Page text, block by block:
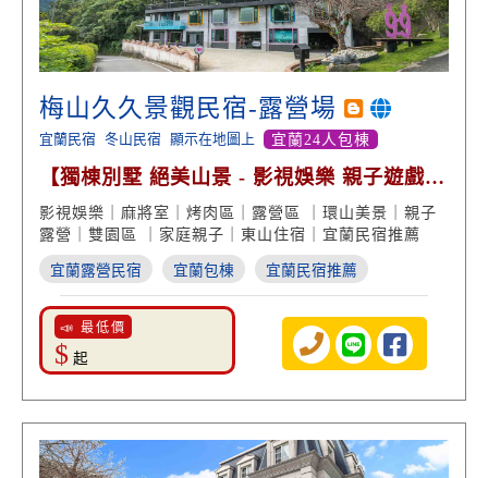
梅山久久景觀民宿-露營場
宜蘭民宿 冬山民宿 顯示在地圖上 宜蘭24人包棟
【獨棟別墅 絕美山景 - 影視娛樂 親子遊戲
星空露營區】
影視娛樂｜麻將室｜烤肉區｜露營區 ｜環山美景｜親子
露營｜雙園區 ｜家庭親子｜東山住宿｜宜蘭民宿推薦
宜蘭露營民宿 宜蘭包棟 宜蘭民宿推薦
📣 最低價
$ 起